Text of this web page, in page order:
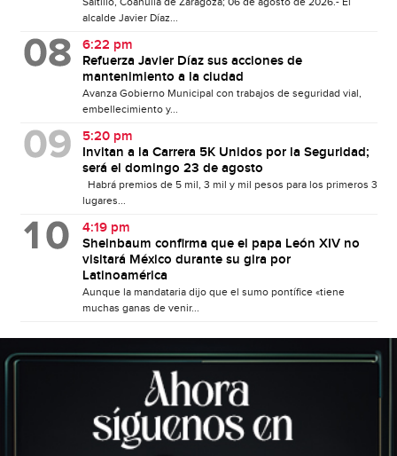
alcalde Javier Díaz...
6:22 pm
Refuerza Javier Díaz sus acciones de
mantenimiento a la ciudad
Avanza Gobierno Municipal con trabajos de seguridad vial,
embellecimiento y...
5:20 pm
Invitan a la Carrera 5K Unidos por la Seguridad;
será el domingo 23 de agosto
Habrá premios de 5 mil, 3 mil y mil pesos para los primeros 3
lugares...
4:19 pm
Sheinbaum confirma que el papa León XIV no
visitará México durante su gira por
Latinoamérica
Aunque la mandataria dijo que el sumo pontífice «tiene
muchas ganas de venir...